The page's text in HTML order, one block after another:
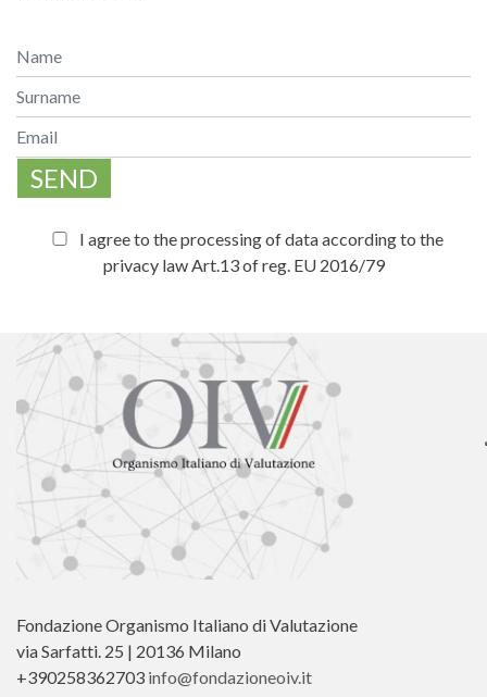
SEND
I agree to the processing of data according to the
privacy law Art.13 of reg. EU 2016/79
Fondazione Organismo Italiano di Valutazione
via Sarfatti. 25 | 20136 Milano
+390258362703 info@fondazioneoiv.it